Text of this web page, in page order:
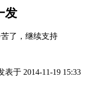
发
了，继续支持
表于 2014-11-19 15:33